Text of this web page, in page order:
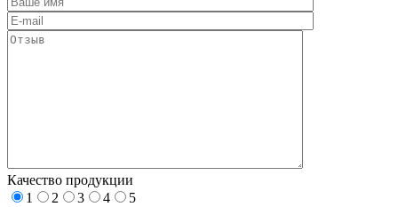
Качество продукции
1
2 3 4
5